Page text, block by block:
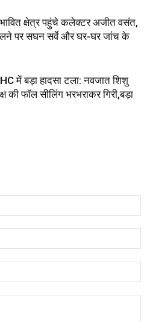
क्षेत्र पहुंचे कलेक्टर अजीत वसंत,
पर सघन सर्वे और घर-घर जांच के
में बड़ा हादसा टला: नवजात शिशु
की फॉल सीलिंग भरभराकर गिरी,बड़ा